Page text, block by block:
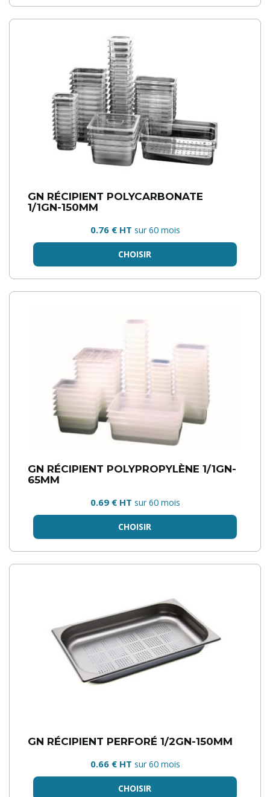
GN RÉCIPIENT POLYCARBONATE
1/1GN-150MM
0.76 € HT sur 60 mois
CHOISIR
GN RÉCIPIENT POLYPROPYLÈNE 1/1GN-
65MM
0.69 € HT sur 60 mois
CHOISIR
GN RÉCIPIENT PERFORÉ 1/2GN-150MM
0.66 € HT sur 60 mois
CHOISIR